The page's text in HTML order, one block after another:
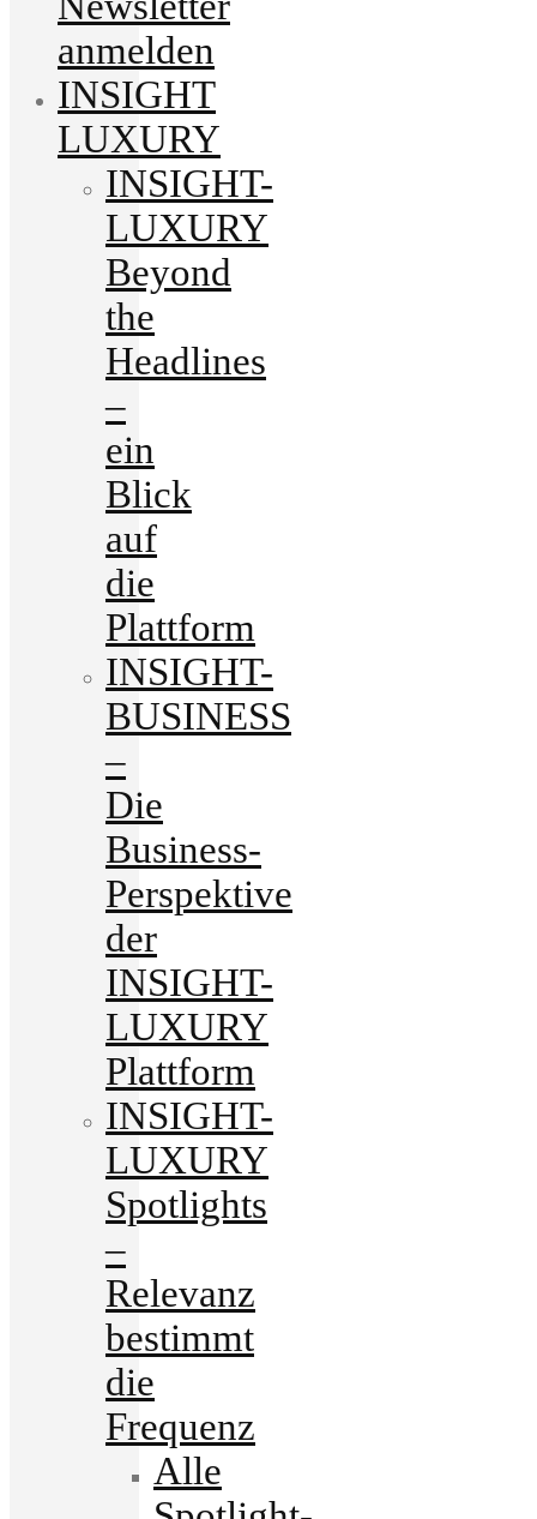
anmelden
INSIGHT
LUXURY
INSIGHT-
LUXURY
Beyond
the
Headlines
–
ein
Blick
auf
die
Plattform
INSIGHT-
BUSINESS
–
Die
Business-
Perspektive
der
INSIGHT-
LUXURY
Plattform
INSIGHT-
LUXURY
Spotlights
–
Relevanz
bestimmt
die
Frequenz
Alle